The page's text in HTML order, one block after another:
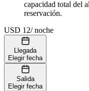
capacidad total del
reservación.
USD 12/noche
Llegada
Elegir fecha
Salida
Elegir fecha